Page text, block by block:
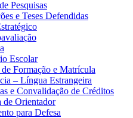
Pesquisas
e Teses Defendidas
Escolar
de Formação e Matrícula
– Língua Estrangeira
e Convalidação de Créditos
de Orientador
para Defesa